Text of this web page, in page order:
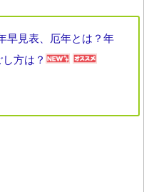
早見表、厄年とは？年
方は？